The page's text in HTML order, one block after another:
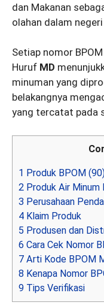
dan Makanan
olahan dalam negeri
Setiap nomor
Huruf MD
minuman yang
belakangnya
yang tercatat pada
1 Produk BPOM
2 Produk Air Minum
3 Perusahaan
4 Klaim Produk
5 Produsen dan
6 Cara Cek Nomor
7 Arti Kode BPOM
8 Kenapa Nomor
9 Tips Verifikasi